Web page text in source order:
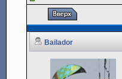
Bailador